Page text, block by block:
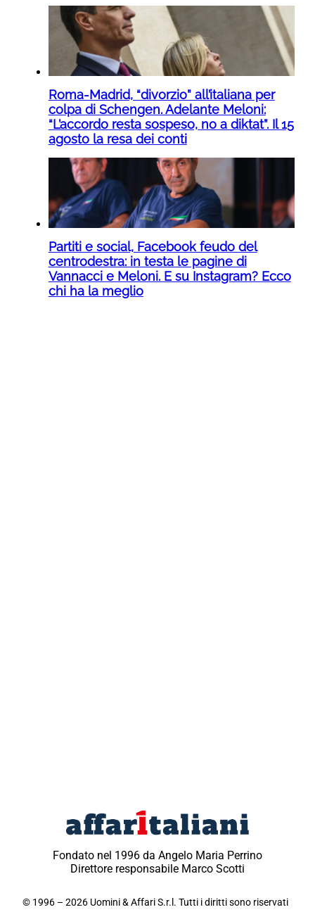
Roma-Madrid, “divorzio” all’italiana per
colpa di Schengen. Adelante Meloni:
“L’accordo resta sospeso, no a diktat”. Il 15
agosto la resa dei conti
Partiti e social, Facebook feudo del
centrodestra: in testa le pagine di
Vannacci e Meloni. E su Instagram? Ecco
chi ha la meglio
Fondato nel 1996 da Angelo Maria Perrino
Direttore responsabile Marco Scotti
© 1996 – 2026 Uomini & Affari S.r.l. Tutti i diritti sono riservati